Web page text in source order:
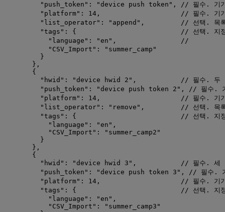
"push_token" : "device push token " , // 필수. 기
"platform" : 14 , // 필수. 기
"list_operator" : " append " , // 선택. 목록
"tags" : { // 선택. 지정
"language" : " en " , //           올
"CSV_Import" : " summer_camp "
}
},
{
"hwid" : "device hwid 2 " , // 필수. 두
"push_token" : "device push token 2 " , // 필수.
"platform" : 14 , // 필수. 기
"list_operator" : " remove " , // 선택. 목록
"tags" : { // 선택. 지정
"language" : " en " ,
"CSV_Import" : " summer_camp2 "
}
},
{
"hwid" : "device hwid 3 " , // 필수. 세
"push_token" : "device push token 3 " , // 필수.
"platform" : 14 , // 필수. 기
"tags" : { // 선택. 지정
"language" : " en " ,
"CSV_Import" : " summer_camp3 "